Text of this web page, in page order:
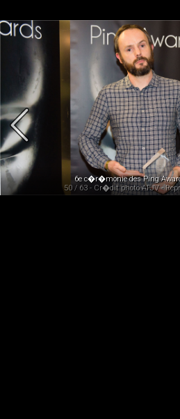
6e c�r�monie des Ping
50 / 63 - Cr�dit photo AFJV -